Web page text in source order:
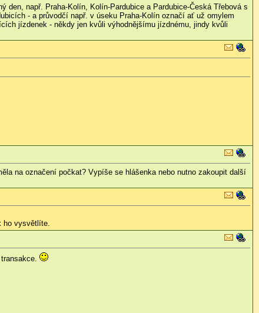
např. Praha-Kolín, Kolín-Pardubice a Pardubice-Česká Třebová s
- a průvodčí např. v úseku Praha-Kolín označí ať už omylem
jízdenek - někdy jen kvůli výhodnějšímu jízdnému, jindy kvůli
na označení počkat? Vypíše se hlášenka nebo nutno zakoupit další
vysvětlíte.